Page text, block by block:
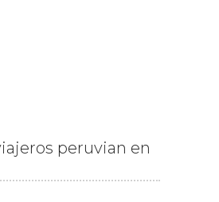
peruvian en